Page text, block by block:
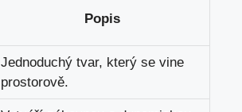
Popis
Jednoduchý tvar, který se vine
prostorově.